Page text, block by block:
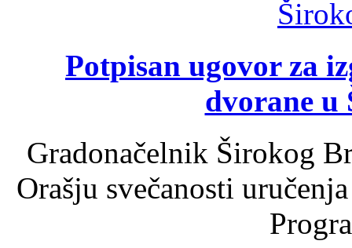
Potpisan ugovor za
dvorane u
Gradonačelnik Širokog
Orašju svečanosti